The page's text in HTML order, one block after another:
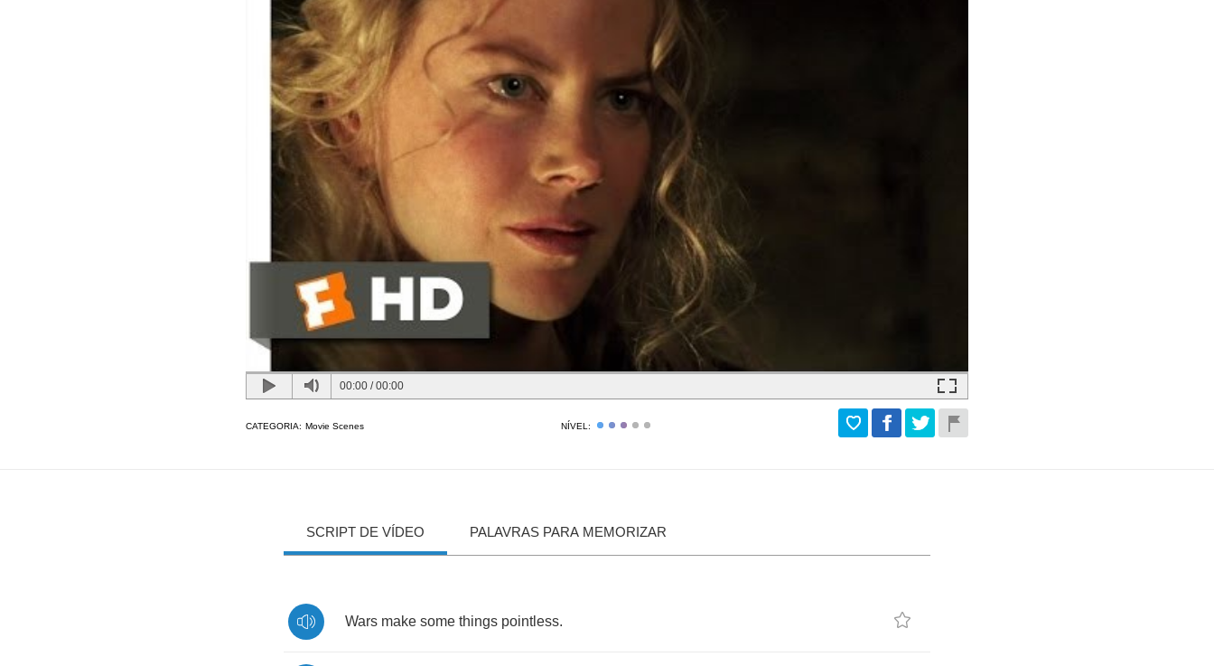
00:00 /00:00
CATEGORIA: Movie Scenes NÍVEL:
SCRIPT DE VÍDEO PALAVRAS PARA MEMORIZAR
Wars make some things pointless.